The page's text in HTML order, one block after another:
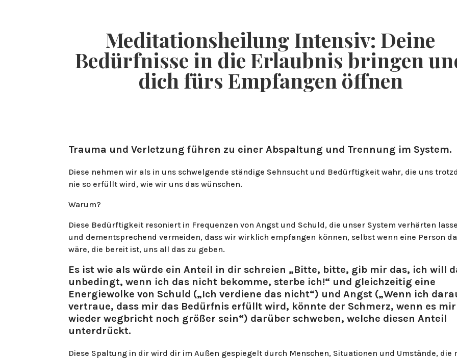
Meditationsheilung Intensiv: Deine
Bedürfnisse in die Erlaubnis bringen
dich fürs Empfangen öffnen
Trauma und Verletzung führen zu einer Abspaltung und Trennung im System.
Diese nehmen wir als in uns schwelgende ständige Sehnsucht und Bedürftigkeit wahr, die uns
nie so erfüllt wird, wie wir uns das wünschen.
Warum?
Diese Bedürftigkeit resoniert in Frequenzen von Angst und Schuld, die unser System verhärten
und dementsprechend vermeiden, dass wir wirklich empfangen können, selbst wenn eine Person da
wäre, die bereit ist, uns all das zu geben.
Es ist wie als würde ein Anteil in dir schreien „Bitte, bitte, gib mir das, ich will
unbedingt, wenn ich das nicht bekomme, sterbe ich!“ und gleichzeitig eine
Energiewolke von Schuld („Ich verdiene das nicht“) und Angst („Wenn ich
vertraue, dass mir das Bedürfnis erfüllt wird, könnte der Schmerz, wenn es mir
wieder wegbricht noch größer sein“) darüber schweben, welche diesen Anteil
unterdrückt.
Diese Spaltung in dir wird dir im Außen gespiegelt durch Menschen, Situationen und Umstände, die